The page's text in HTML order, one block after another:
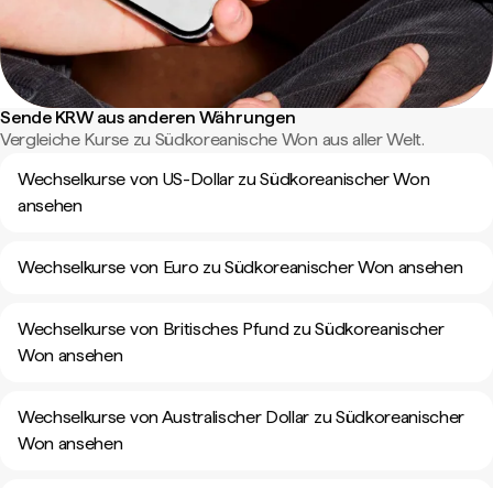
Sende KRW aus anderen Währungen
Vergleiche Kurse zu Südkoreanische Won aus aller Welt.
Wechselkurse von US-Dollar zu Südkoreanischer Won
ansehen
Wechselkurse von Euro zu Südkoreanischer Won ansehen
Wechselkurse von Britisches Pfund zu Südkoreanischer
Won ansehen
Wechselkurse von Australischer Dollar zu Südkoreanischer
Won ansehen